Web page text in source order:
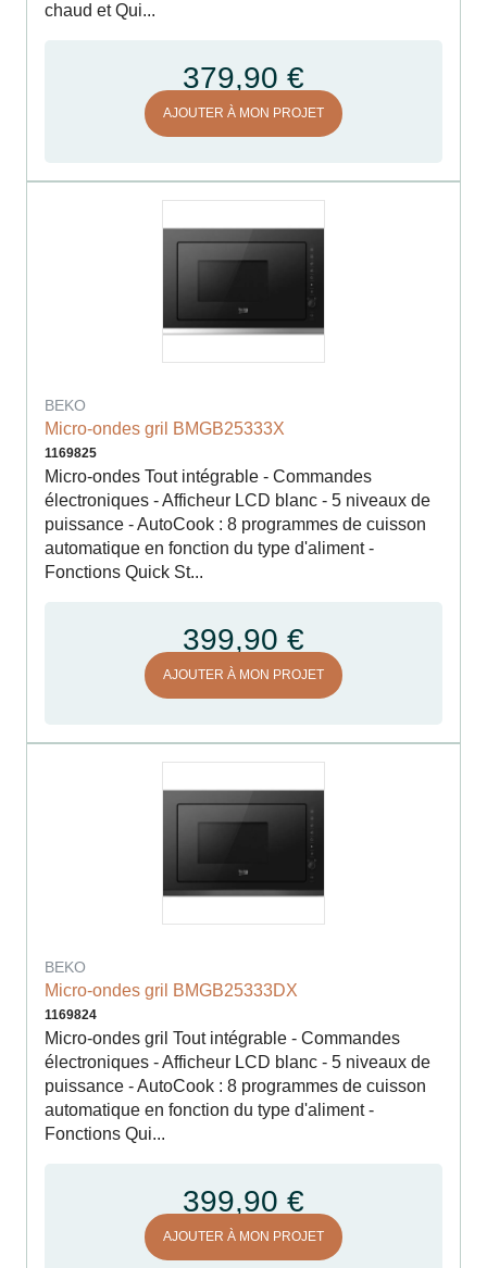
chaud et Qui...
379,90 €
AJOUTER À MON PROJET
BEKO
Micro-ondes gril BMGB25333X
1169825
Micro-ondes Tout intégrable - Commandes
électroniques - Afficheur LCD blanc - 5 niveaux de
puissance - AutoCook : 8 programmes de cuisson
automatique en fonction du type d'aliment -
Fonctions Quick St...
399,90 €
AJOUTER À MON PROJET
BEKO
Micro-ondes gril BMGB25333DX
1169824
Micro-ondes gril Tout intégrable - Commandes
électroniques - Afficheur LCD blanc - 5 niveaux de
puissance - AutoCook : 8 programmes de cuisson
automatique en fonction du type d'aliment -
Fonctions Qui...
399,90 €
AJOUTER À MON PROJET